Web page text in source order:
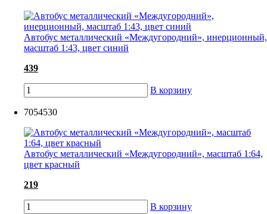
Автобус металлический «Междугородний», инерционный,
масштаб 1:43, цвет синий
439
В корзину
7054530
Автобус металлический «Междугородний», масштаб 1:64,
цвет красный
219
В корзину